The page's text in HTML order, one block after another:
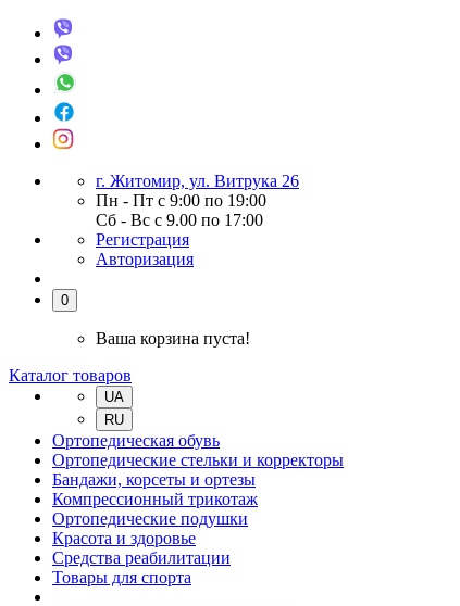
г. Житомир, ул. Витрука 26
Пн - Пт с 9:00 по 19:00
Сб - Вс с 9.00 по 17:00
Регистрация
Авторизация
0
Ваша корзина пуста!
Каталог товаров
UA
RU
Ортопедическая обувь
Ортопедические стельки и корректоры
Бандажи, корсеты и ортезы
Компрессионный трикотаж
Ортопедические подушки
Красота и здоровье
Средства реабилитации
Товары для спорта